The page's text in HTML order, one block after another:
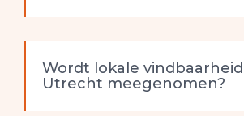
Wordt lokale
Utrecht meegenomen?